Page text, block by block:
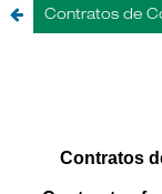
Contratos de